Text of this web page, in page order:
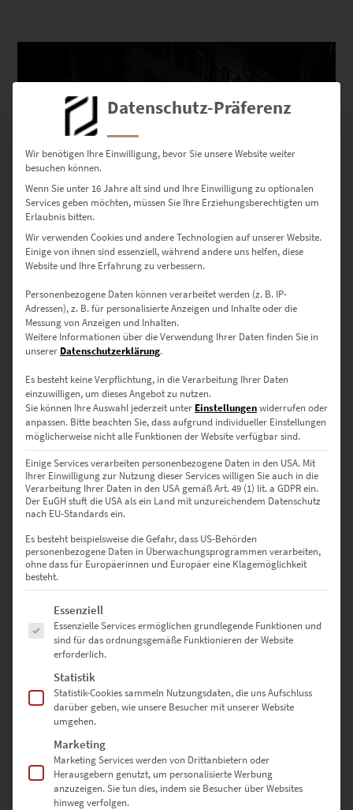
Dieses Produkt weist mehrere Varianten auf. Die Optionen können auf der Produktseite gewählt werden
EZ00409 AMG GTS Esslingen Altstadt
Enthält 19% Mwst.
zzgl.Versand
Lieferzeit: ca. 10 Werktage
Dieses Produkt weist mehrere Varianten auf. Die Optionen können auf der Produktseite gewählt werden
EZ00394 AMG GTS Esslingen Christmas Market
€24,90–€999,00
Datenschutz-Präferenz
Wir benötigen Ihre Einwilligung, bevor Sie unsere Website weiter
besuchen können.
Wenn Sie unter 16 Jahre alt sind und Ihre Einwilligung zu optionalen
Services geben möchten, müssen Sie Ihre Erziehungsberechtigten um
Erlaubnis bitten.
Wir verwenden Cookies und andere Technologien auf unserer Website.
Einige von ihnen sind essenziell, während andere uns helfen, diese
Website und Ihre Erfahrung zu verbessern.
Personenbezogene Daten können verarbeitet werden (z. B. IP-
Adressen), z. B. für personalisierte Anzeigen und Inhalte oder die
Messung von Anzeigen und Inhalten.
Weitere Informationen über die Verwendung Ihrer Daten finden Sie in
unserer Datenschutzerklärung.
Es besteht keine Verpflichtung, in die Verarbeitung Ihrer Daten
einzuwilligen, um dieses Angebot zu nutzen.
Sie können Ihre Auswahl jederzeit unter Einstellungenwiderrufen oder
anpassen. Bitte beachten Sie, dass aufgrund individueller Einstellungen
möglicherweise nicht alle Funktionen der Website verfügbar sind.
Einige Services verarbeiten personenbezogene Daten in den USA. Mit
Ihrer Einwilligung zur Nutzung dieser Services willigen Sie auch in die
Verarbeitung Ihrer Daten in den USA gemäß Art. 49 (1) lit. a GDPR ein.
Der EuGH stuft die USA als ein Land mit unzureichendem Datenschutz
nach EU-Standards ein.
Es besteht beispielsweise die Gefahr, dass US-Behörden
personenbezogene Daten in Überwachungsprogrammen verarbeiten,
ohne dass für Europäerinnen und Europäer eine Klagemöglichkeit
besteht.
Es folgt eine Liste der Service-Gruppen, für die eine Einwilligung
Essenziell
Essenzielle Services ermöglichen grundlegende Funktionen und
sind für das ordnungsgemäße Funktionieren der Website
erforderlich.
Statistik
Statistik-Cookies sammeln Nutzungsdaten, die uns Aufschluss
darüber geben, wie unsere Besucher mit unserer Website
umgehen.
Marketing
Marketing Services werden von Drittanbietern oder
Herausgebern genutzt, um personalisierte Werbung
anzuzeigen. Sie tun dies, indem sie Besucher über Websites
hinweg verfolgen.